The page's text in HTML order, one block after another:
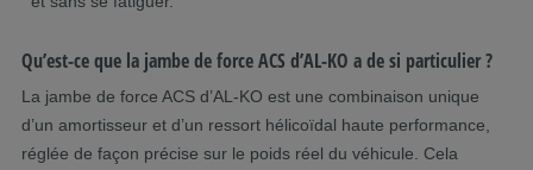
Qu’est-ce que la jambe de force ACS d’AL-KO a de si particulier ?
La jambe de force ACS d’AL-KO est une combinaison unique
d’un amortisseur et d’un ressort hélicoïdal haute performance,
réglée de façon précise sur le poids réel du véhicule. Cela